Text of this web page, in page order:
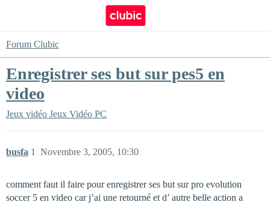
Forum Clubic
Enregistrer ses but sur pes5 en
video
Jeux vidéo Jeux Vidéo PC
busfa Novembre 3, 2005, 10:30
1
comment faut il faire pour enregistrer ses but sur pro evolution
soccer 5 en video car j’ai une retourné et d’ autre belle action a